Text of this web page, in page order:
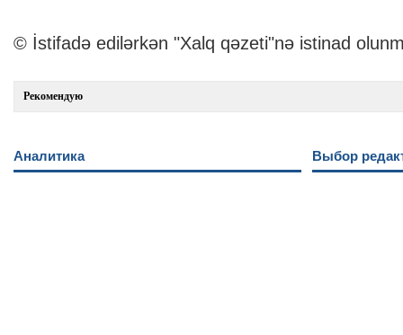
© İstifadə edilərkən "Xalq qəzeti"nə istinad
Рекомендую
Аналитика Выбор